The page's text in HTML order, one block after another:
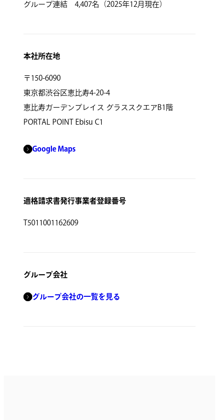
グループ連結 4,407名（2025年12月現在）
本社所在地
〒150-6090
東京都渋谷区恵比寿4-20-4
恵比寿ガーデンプレイス グラススクエアB1階
PORTAL POINT Ebisu C1
Google Maps
適格請求書発行事業者登録番号
T5011001162609
グループ会社
グループ会社の一覧を見る